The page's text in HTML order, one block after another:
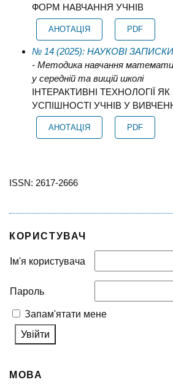
КОРИСТУВАЧ
Ім'я користувача
Пароль
Запам'ятати мене
МОВА
ФОРМ НАВЧАННЯ УЧНІВ
АНОТАЦІЯ PDF
№ 14 (2025): НАУКОВІ
- Методика навчання
у середній та вищій школі
ІНТЕРАКТИВНІ ТЕХНОЛОГІЇ
УСПІШНОСТІ УЧНІВ У
АНОТАЦІЯ PDF
ISSN: 2617-2666